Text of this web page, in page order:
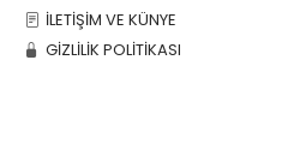
İLETİŞİM VE KÜNYE
GİZLİLİK POLİTİKASI